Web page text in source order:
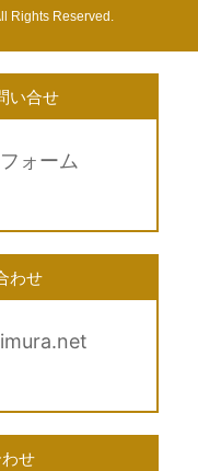
Rights Reserved.
い合せ
ォーム
わせ
せ